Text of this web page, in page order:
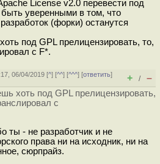
License v2.0 перевести под
уверенными в том, что
(форки) останутся
под GPL прелицензировать, то,
с F*.
06/04/2019 [^] [^^] [^^^] [ответить]
+ / –
хоть под GPL прелицензировать,
с
ты - не разработчик и не
права ни на исходник, ни на
сюрпрайз.